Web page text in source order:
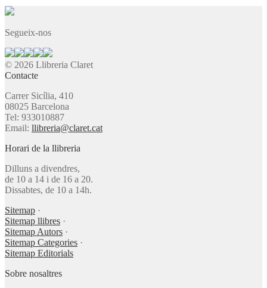
Segueix-nos
© 2026 Llibreria Claret
Contacte
Carrer Sicília, 410
08025 Barcelona
Tel: 933010887
Email: llibreria@claret.cat
Horari de la llibreria
Dilluns a divendres,
de 10 a 14 i de 16 a 20.
Dissabtes, de 10 a 14h.
Sitemap ·
Sitemap llibres ·
Sitemap Autors ·
Sitemap Categories ·
Sitemap Editorials
Sobre nosaltres